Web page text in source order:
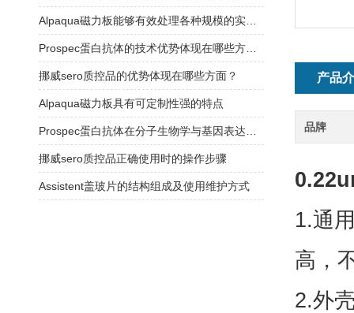
产品
品牌
1.通
高，
2.外
挪威sero质控品的优势体现在哪些方面？
Alpaqua磁力板具有可定制性强的特点
挪威sero质控品正确使用时的操作步骤
Assistent盖玻片的结构组成及使用维护方式